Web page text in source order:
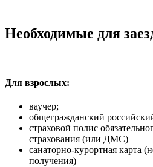
Необходимые для
Для взрослых:
ваучер;
общегражданский
страховой полис
страхования (или ДМС)
санаторно-курортная карта
получения)